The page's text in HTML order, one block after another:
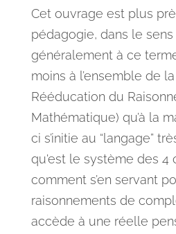
Cet ouvrage est plus
pédagogie, dans le sens
généralement à ce
moins à l’ensemble de
Rééducation du
Mathématique) qu’à la
ci s’initie au “langage”
qu'est le système des 4
comment s’en servant
raisonnements de
accède à une réelle